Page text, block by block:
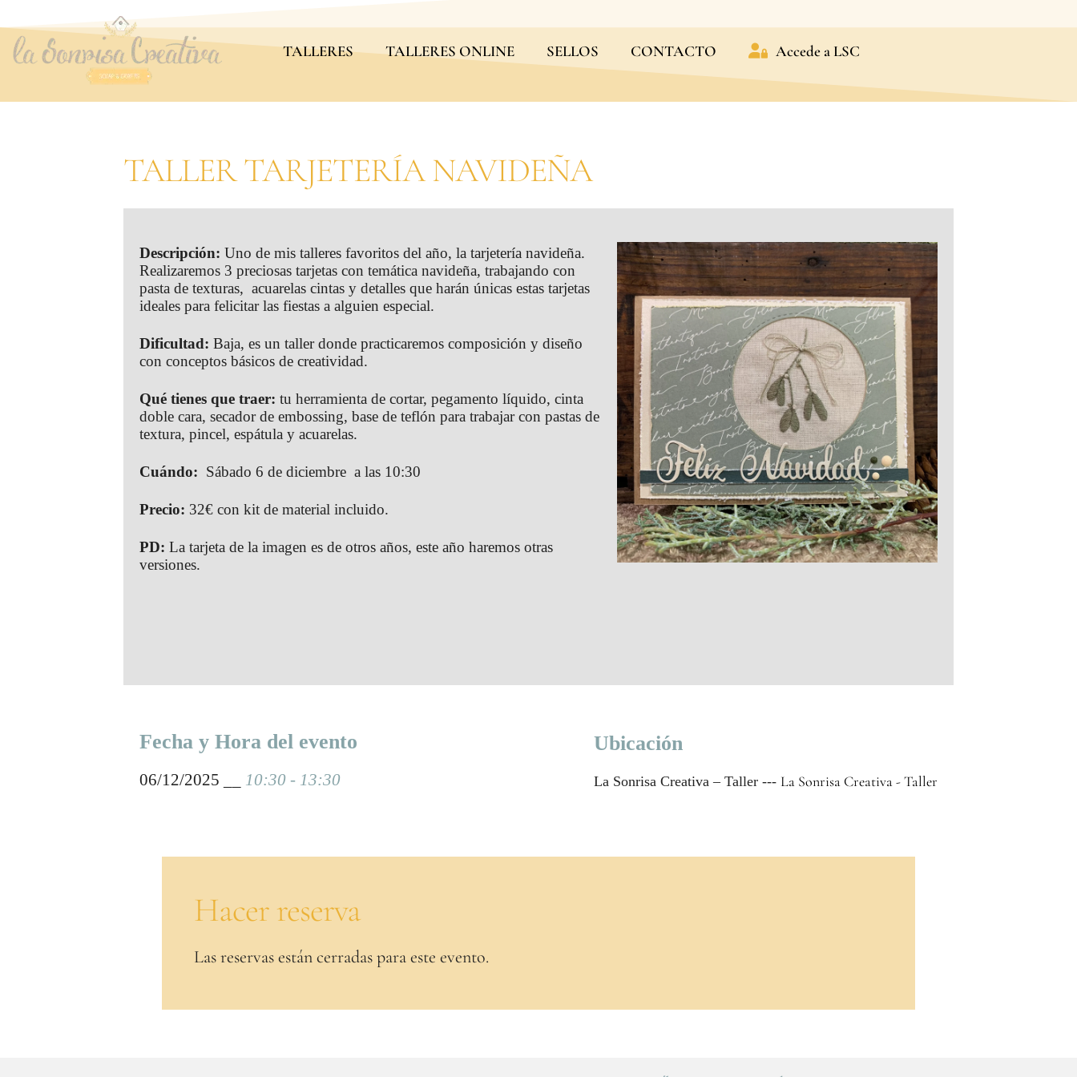
TALLERES TALLERES ONLINE SELLOS CONTACTO Accede a LSC
TALLER TARJETERÍA NAVIDEÑA
Descripción:Uno de mis talleres favoritos del año, la tarjetería navideña.
Realizaremos 3 preciosas tarjetas con temática navideña, trabajando con
pasta de texturas, acuarelas cintas y detalles que harán únicas estas tarjetas
ideales para felicitar las fiestas a alguien especial.
Dificultad:Baja, es un taller donde practicaremos composición y diseño
con conceptos básicos de creatividad.
Qué tienes que traer:tu herramienta de cortar, pegamento líquido, cinta
doble cara, secador de embossing, base de teflón para trabajar con pastas de
textura, pincel, espátula y acuarelas.
Cuándo: Sábado 6 de diciembre a las 10:30
Precio: 32€ con kit de material incluido.
PD:La tarjeta de la imagen es de otros años, este año haremos otras
versiones.
Ubicación
La Sonrisa Creativa – Taller --- La Sonrisa Creativa - Taller
Fecha y Hora del evento
06/12/2025 __ 10:30 - 13:30
Hacer reserva
Las reservas están cerradas para este evento.